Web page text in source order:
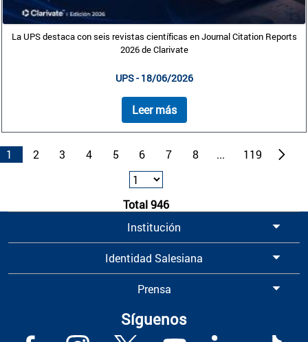
La UPS destaca con seis revistas científicas en Journal Citation Reports
2026 de Clarivate
UPS - 18/06/2026
Leer más
1 2 3 4 5 6 7 8 ... 119
Total 946
Institución
Identidad Salesiana
Prensa
Síguenos